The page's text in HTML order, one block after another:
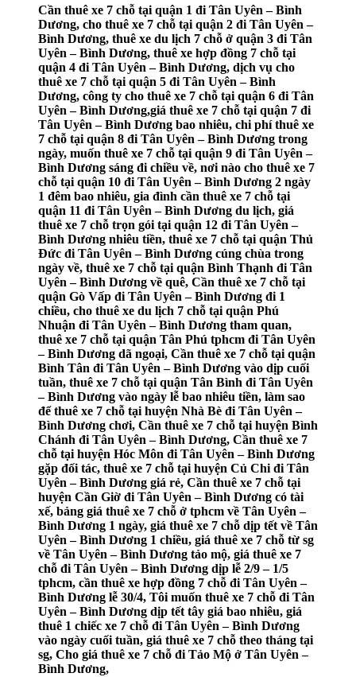
Cần thuê xe 7 chỗ tại quận 1 đi Tân Uyên – Bình
Dương, cho thuê xe 7 chỗ tại quận 2 đi Tân Uyên –
Bình Dương, thuê xe du lịch 7 chỗ ở quận 3 đi Tân
Uyên – Bình Dương, thuê xe hợp đồng 7 chỗ tại
quận 4 đi Tân Uyên – Bình Dương, dịch vụ cho
thuê xe 7 chỗ tại quận 5 đi Tân Uyên – Bình
Dương, công ty cho thuê xe 7 chỗ tại quận 6 đi Tân
Uyên – Bình Dương,giá thuê xe 7 chỗ tại quận 7 đi
Tân Uyên – Bình Dương bao nhiêu, chi phí thuê xe
7 chỗ tại quận 8 đi Tân Uyên – Bình Dương trong
ngày, muốn thuê xe 7 chỗ tại quận 9 đi Tân Uyên –
Bình Dương sáng đi chiều về, nơi nào cho thuê xe 7
chỗ tại quận 10 đi Tân Uyên – Bình Dương 2 ngày
1 đêm bao nhiêu, gia đình cần thuê xe 7 chỗ tại
quận 11 đi Tân Uyên – Bình Dương du lịch, giá
thuê xe 7 chỗ trọn gói tại quận 12 đi Tân Uyên –
Bình Dương nhiêu tiền, thuê xe 7 chỗ tại quận Thủ
Đức đi Tân Uyên – Bình Dương cúng chùa trong
ngày về, thuê xe 7 chỗ tại quận Bình Thạnh đi Tân
Uyên – Bình Dương về quê, Cần thuê xe 7 chỗ tại
quận Gò Vấp đi Tân Uyên – Bình Dương đi 1
chiều, cho thuê xe du lịch 7 chỗ tại quận Phú
Nhuận đi Tân Uyên – Bình Dương tham quan,
thuê xe 7 chỗ tại quận Tân Phú tphcm đi Tân Uyên
– Bình Dương dã ngoại, Cần thuê xe 7 chỗ tại quận
Bình Tân đi Tân Uyên – Bình Dương vào dịp cuối
tuần, thuê xe 7 chỗ tại quận Tân Bình đi Tân Uyên
– Bình Dương vào ngày lễ bao nhiêu tiền, làm sao
để thuê xe 7 chỗ tại huyện Nhà Bè đi Tân Uyên –
Bình Dương chơi, Cần thuê xe 7 chỗ tại huyện Bình
Chánh đi Tân Uyên – Bình Dương, Cần thuê xe 7
chỗ tại huyện Hóc Môn đi Tân Uyên – Bình Dương
gặp đối tác, thuê xe 7 chỗ tại huyện Củ Chi đi Tân
Uyên – Bình Dương giá rẻ, Cần thuê xe 7 chỗ tại
huyện Cần Giờ đi Tân Uyên – Bình Dương có tài
xế, bảng giá thuê xe 7 chỗ ở tphcm về Tân Uyên –
Bình Dương 1 ngày, giá thuê xe 7 chỗ dịp tết về Tân
Uyên – Bình Dương 1 chiều, giá thuê xe 7 chỗ từ sg
về Tân Uyên – Bình Dương tảo mộ, giá thuê xe 7
chỗ đi Tân Uyên – Bình Dương dịp lễ 2/9 – 1/5
tphcm, cần thuê xe hợp đồng 7 chỗ đi Tân Uyên –
Bình Dương lễ 30/4, Tôi muốn thuê xe 7 chỗ đi Tân
Uyên – Bình Dương dịp tết tây giá bao nhiêu, giá
thuê 1 chiếc xe 7 chỗ đi Tân Uyên – Bình Dương
vào ngày cuối tuần, giá thuê xe 7 chỗ theo tháng tại
sg, Cho giá thuê xe 7 chỗ đi Tảo Mộ ở Tân Uyên –
Bình Dương,